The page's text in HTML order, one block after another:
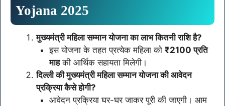
Yojana 2025
मुख्यमंत्री महिला सम्मान योजना का लाभ कितनी राशि है?
इस योजना के तहत प्रत्येक महिला को ₹2100 प्रति
माहकी आर्थिक सहायता मिलेगी।
दिल्ली की मुख्यमंत्री महिला सम्मान योजना की आवेदन
प्रक्रिया कैसे होगी?
आवेदन प्रक्रिया घर-घर जाकर पूरी की जाएगी। आम